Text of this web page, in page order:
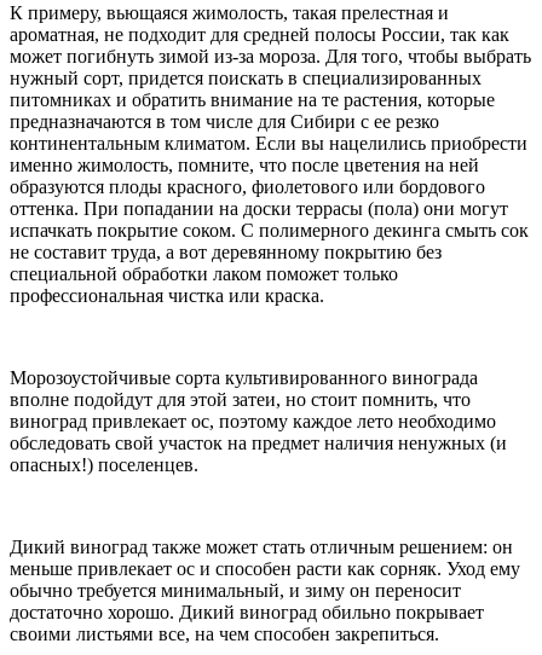
К примеру, вьющаяся жимолость, такая прелестная и
ароматная, не подходит для средней полосы России, так как
может погибнуть зимой из-за мороза. Для того, чтобы выбрать
нужный сорт, придется поискать в специализированных
питомниках и обратить внимание на те растения, которые
предназначаются в том числе для Сибири с ее резко
континентальным климатом. Если вы нацелились приобрести
именно жимолость, помните, что после цветения на ней
образуются плоды красного, фиолетового или бордового
оттенка. При попадании на доски террасы (пола) они могут
испачкать покрытие соком. С полимерного декинга смыть сок
не составит труда, а вот деревянному покрытию без
специальной обработки лаком поможет только
профессиональная чистка или краска.
Морозоустойчивые сорта культивированного винограда
вполне подойдут для этой затеи, но стоит помнить, что
виноград привлекает ос, поэтому каждое лето необходимо
обследовать свой участок на предмет наличия ненужных (и
опасных!) поселенцев.
Дикий виноград также может стать отличным решением: он
меньше привлекает ос и способен расти как сорняк. Уход ему
обычно требуется минимальный, и зиму он переносит
достаточно хорошо. Дикий виноград обильно покрывает
своими листьями все, на чем способен закрепиться.